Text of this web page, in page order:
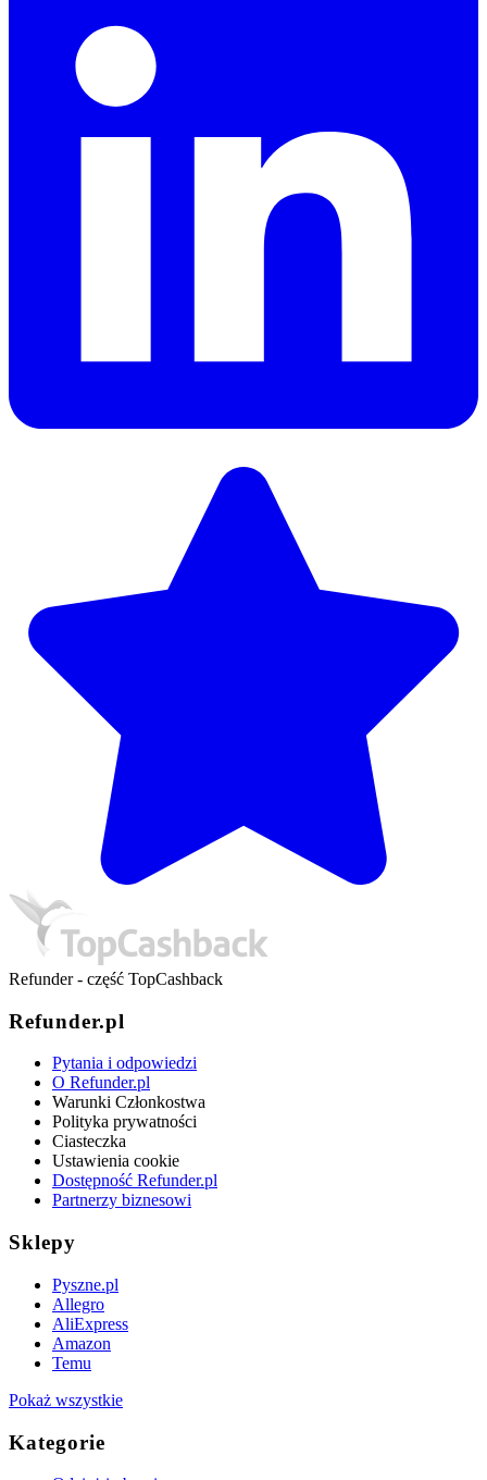
Refunder - część TopCashback
Refunder.pl
Pytania i odpowiedzi
O Refunder.pl
Warunki Członkostwa
Polityka prywatności
Ciasteczka
Ustawienia cookie
Dostępność Refunder.pl
Partnerzy biznesowi
Sklepy
Pyszne.pl
Allegro
AliExpress
Amazon
Temu
Pokaż wszystkie
Kategorie